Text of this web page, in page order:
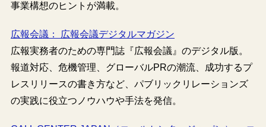
事業構想のヒントが満載。
広報会議： 広報会議デジタルマガジン
広報実務者のための専門誌『広報会議』のデジタル版。
報道対応、危機管理、グローバルPRの潮流、成功するプ
レスリリースの書き方など、パブリックリレーションズ
の実践に役立つノウハウや手法を発信。